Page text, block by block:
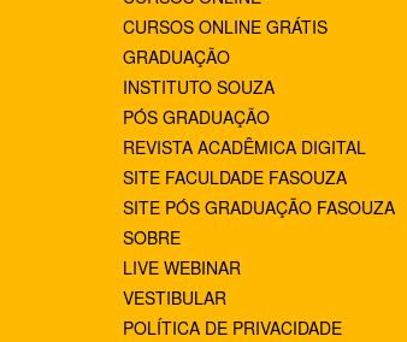
CURSOS ONLINE GRÁTIS
GRADUAÇÃO
INSTITUTO SOUZA
PÓS GRADUAÇÃO
REVISTA ACADÊMICA DIGITAL
SITE FACULDADE FASOUZA
SITE PÓS GRADUAÇÃO FASOUZA
SOBRE
LIVE WEBINAR
VESTIBULAR
POLÍTICA DE PRIVACIDADE